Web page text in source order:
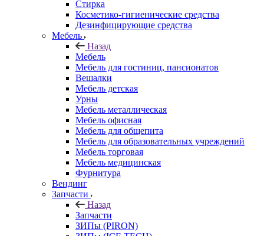
Стирка
Косметико-гигиенические средства
Дезинфицирующие средства
Мебель
Назад
Мебель
Мебель для гостиниц, пансионатов
Вешалки
Мебель детская
Урны
Мебель металлическая
Мебель офисная
Мебель для общепита
Мебель для образовательных учреждений
Мебель торговая
Мебель медицинская
Фурнитура
Вендинг
Запчасти
Назад
Запчасти
ЗИПы (PIRON)